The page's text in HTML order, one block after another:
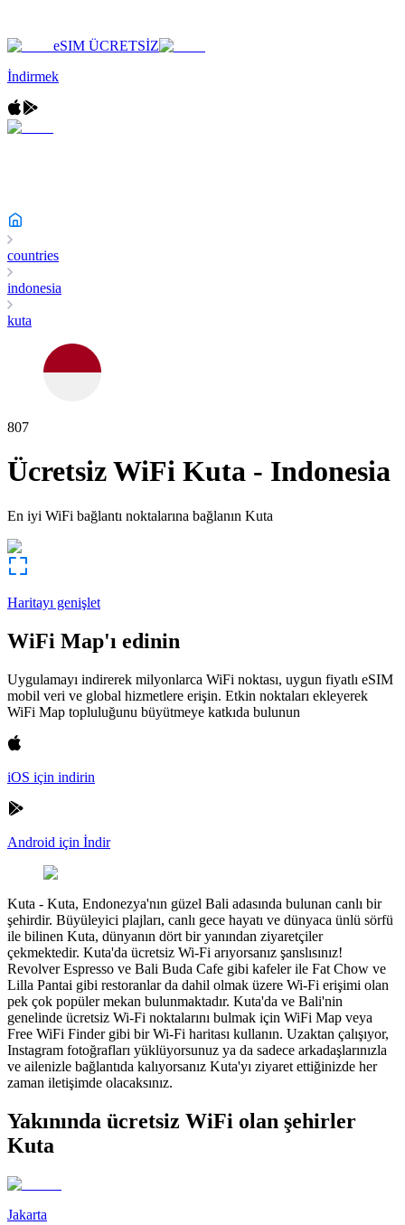
eSIM ÜCRETSİZ
İndirmek
countries
indonesia
kuta
807
Ücretsiz WiFi Kuta - Indonesia
En iyi WiFi bağlantı noktalarına bağlanın Kuta
Haritayı genişlet
WiFi Map'ı edinin
Uygulamayı indirerek milyonlarca WiFi noktası, uygun fiyatlı eSIM
mobil veri ve global hizmetlere erişin. Etkin noktaları ekleyerek
WiFi Map topluluğunu büyütmeye katkıda bulunun
iOS için indirin
Android için İndir
Kuta - Kuta, Endonezya'nın güzel Bali adasında bulunan canlı bir
şehirdir. Büyüleyici plajları, canlı gece hayatı ve dünyaca ünlü sörfü
ile bilinen Kuta, dünyanın dört bir yanından ziyaretçiler
çekmektedir. Kuta'da ücretsiz Wi-Fi arıyorsanız şanslısınız!
Revolver Espresso ve Bali Buda Cafe gibi kafeler ile Fat Chow ve
Lilla Pantai gibi restoranlar da dahil olmak üzere Wi-Fi erişimi olan
pek çok popüler mekan bulunmaktadır. Kuta'da ve Bali'nin
genelinde ücretsiz Wi-Fi noktalarını bulmak için WiFi Map veya
Free WiFi Finder gibi bir Wi-Fi haritası kullanın. Uzaktan çalışıyor,
Instagram fotoğrafları yüklüyorsunuz ya da sadece arkadaşlarınızla
ve ailenizle bağlantıda kalıyorsanız Kuta'yı ziyaret ettiğinizde her
zaman iletişimde olacaksınız.
Yakınında ücretsiz WiFi olan şehirler
Kuta
Jakarta